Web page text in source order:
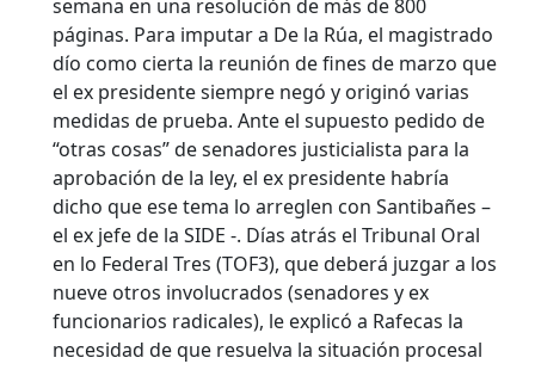
semana en una resolución de más de 800
páginas. Para imputar a De la Rúa, el magistrado
dío como cierta la reunión de fines de marzo que
el ex presidente siempre negó y originó varias
medidas de prueba. Ante el supuesto pedido de
“otras cosas” de senadores justicialista para la
aprobación de la ley, el ex presidente habría
dicho que ese tema lo arreglen con Santibañes –
el ex jefe de la SIDE -. Días atrás el Tribunal Oral
en lo Federal Tres (TOF3), que deberá juzgar a los
nueve otros involucrados (senadores y ex
funcionarios radicales), le explicó a Rafecas la
necesidad de que resuelva la situación procesal